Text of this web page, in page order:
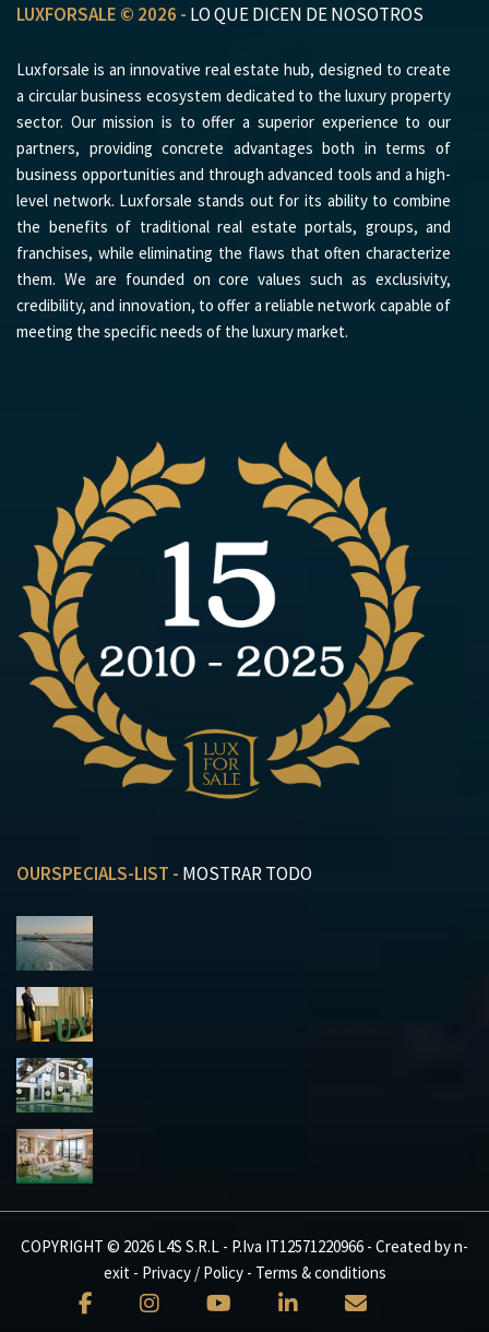
LUXFORSALE © 2026 - LO QUE DICEN DE NOSOTROS
Luxforsale is an innovative real estate hub, designed to create
a circular business ecosystem dedicated to the luxury property
sector. Our mission is to offer a superior experience to our
partners, providing concrete advantages both in terms of
business opportunities and through advanced tools and a high-
level network. Luxforsale stands out for its ability to combine
the benefits of traditional real estate portals, groups, and
franchises, while eliminating the flaws that often characterize
them. We are founded on core values such as exclusivity,
credibility, and innovation, to offer a reliable network capable of
meeting the specific needs of the luxury market.
OURSPECIALS-LIST - MOSTRAR TODO
COPYRIGHT © 2026 L4S S.R.L - P.Iva IT12571220966 - Created byn-
exit- Privacy / Policy- Terms & conditions